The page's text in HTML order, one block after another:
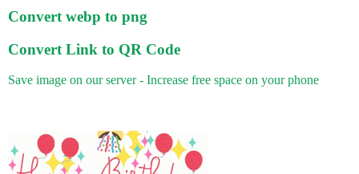
Convert webp to png
Convert Link to QR Code
Save image on our server - Increase free space on your phone